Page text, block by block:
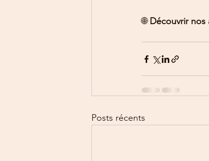
🌐 Découvrir nos
Posts récents